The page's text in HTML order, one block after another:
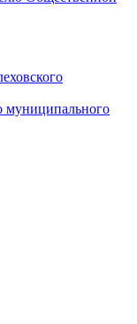
муниципального